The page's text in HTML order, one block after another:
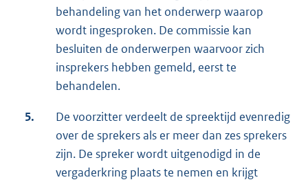
behandeling van het onderwerp waarop
wordt ingesproken. De commissie kan
besluiten de onderwerpen waarvoor zich
insprekers hebben gemeld, eerst te
behandelen.
5.
De voorzitter verdeelt de spreektijd evenredig
over de sprekers als er meer dan zes sprekers
zijn. De spreker wordt uitgenodigd in de
vergaderkring plaats te nemen en krijgt